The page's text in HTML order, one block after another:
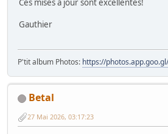
Ces mises à jour sont excellentes!
Gauthier
P'tit album Photos: https://
Betal
27 Mai 2026, 03:17:23